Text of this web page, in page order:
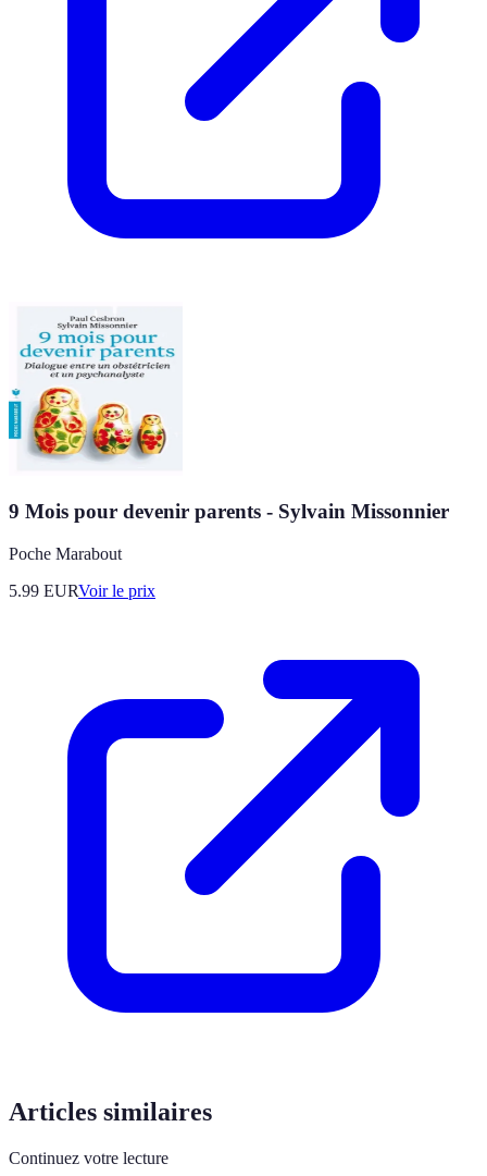
9 Mois pour devenir parents - Sylvain Missonnier
Poche Marabout
5.99 EURVoir le prix
Articles similaires
Continuez votre lecture